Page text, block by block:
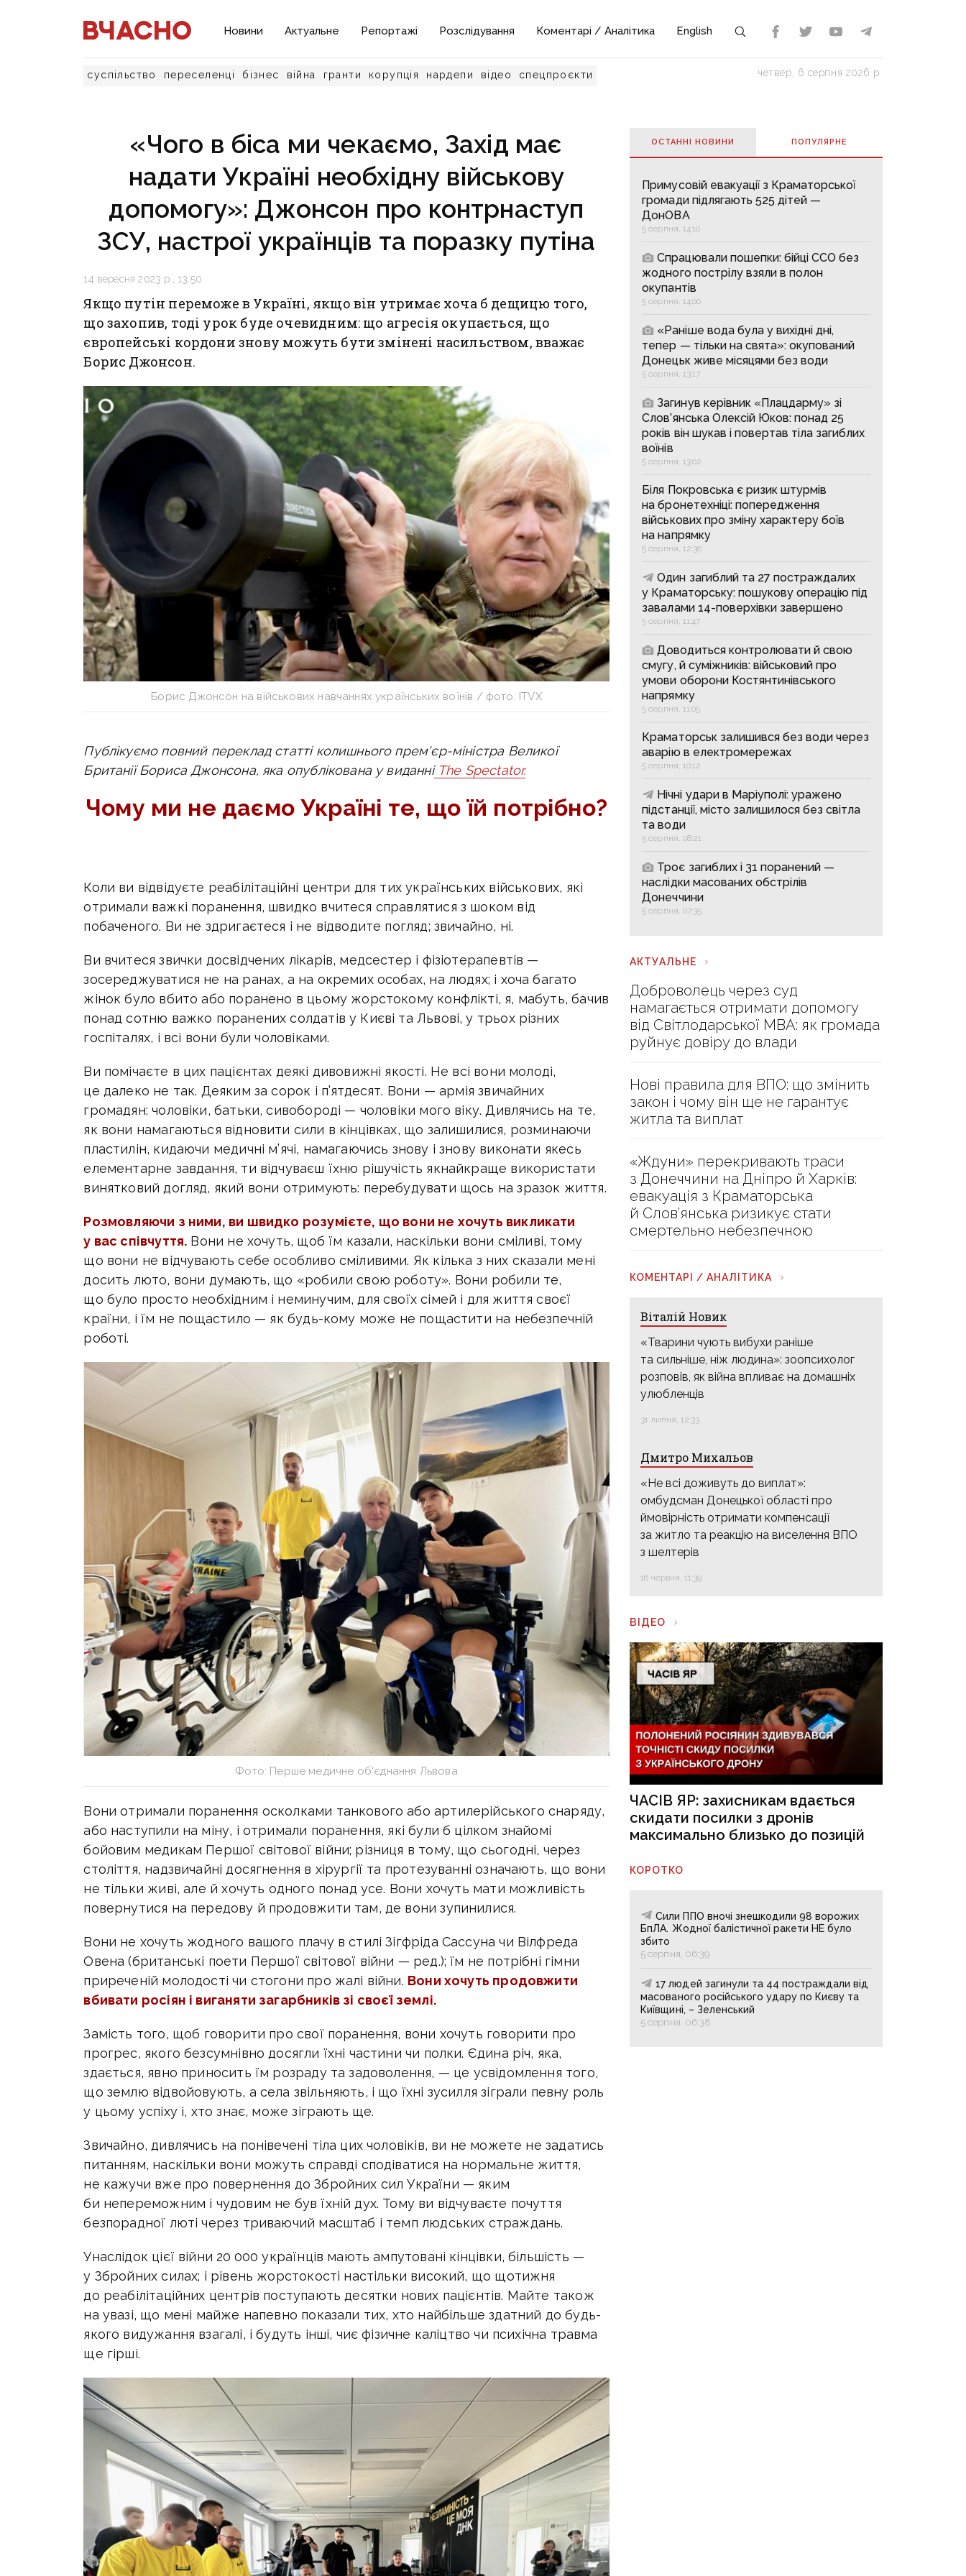
Новини Актуальне Репортажі Розслідування Коментарі / Аналітика English
суспільство переселенці бізнес війна гранти корупція нардепи відео спецпроєкти четвер, 6 серпня 2026 р.
«Чого в біса ми чекаємо, Захід має
надати Україні необхідну військову
допомогу»: Джонсон про контрнаступ
ЗСУ, настрої українців та поразку путіна
14 вересня 2023 р., 13:50
Якщо путін переможе в Україні, якщо він утримає хоча б дещицю того,
що захопив, тоді урок буде очевидним: що агресія окупається, що
європейські кордони знову можуть бути змінені насильством, вважає
Борис Джонсон.
Борис Джонсон на військових навчаннях українських воїнів / фото: ITVX
Публікуємо повний переклад статті колишнього прем'єр-міністра Великої
Британії Бориса Джонсона, яка опублікована у виданніThe Spectator.
Чому ми не даємо Україні те, що їй потрібно?
Коли ви відвідуєте реабілітаційні центри для тих українських військових, які
отримали важкі поранення, швидко вчитеся справлятися з шоком від
побаченого. Ви не здригаєтеся і не відводите погляд; звичайно, ні.
Ви вчитеся звички досвідчених лікарів, медсестер і фізіотерапевтів —
зосереджуватися не на ранах, а на окремих особах, на людях; і хоча багато
жінок було вбито або поранено в цьому жорстокому конфлікті, я, мабуть, бачив
понад сотню важко поранених солдатів у Києві та Львові, у трьох різних
госпіталях, і всі вони були чоловіками.
Ви помічаєте в цих пацієнтах деякі дивовижні якості. Не всі вони молоді,
це далеко не так. Деяким за сорок і п’ятдесят. Вони — армія звичайних
громадян: чоловіки, батьки, сивобороді — чоловіки мого віку. Дивлячись на те,
як вони намагаються відновити сили в кінцівках, що залишилися, розминаючи
пластилін, кидаючи медичні м’ячі, намагаючись знову і знову виконати якесь
елементарне завдання, ти відчуваєш їхню рішучість якнайкраще використати
винятковий догляд, який вони отримують: перебудувати щось на зразок життя.
Розмовляючи з ними, ви швидко розумієте, що вони не хочуть викликати
у вас співчуття. Вони не хочуть, щоб їм казали, наскільки вони сміливі, тому
що вони не відчувають себе особливо сміливими. Як кілька з них сказали мені
досить люто, вони думають, що «робили свою роботу». Вони робили те,
що було просто необхідним і неминучим, для своїх сімей і для життя своєї
країни, і їм не пощастило — як будь-кому може не пощастити на небезпечній
роботі.
Фото: Перше медичне об'єднання Львова
Вони отримали поранення осколками танкового або артилерійського снаряду,
або наступили на міну, і отримали поранення, які були б цілком знайомі
бойовим медикам Першої світової війни; різниця в тому, що сьогодні, через
століття, надзвичайні досягнення в хірургії та протезуванні означають, що вони
не тільки живі, але й хочуть одного понад усе. Вони хочуть мати можливість
повернутися на передову й продовжити там, де вони зупинилися.
Вони не хочуть жодного вашого плачу в стилі Зігфріда Сассуна чи Вілфреда
Овена (британські поети Першої світової війни — ред.); їм не потрібні гімни
приреченій молодості чи стогони про жалі війни. Вони хочуть продовжити
вбивати росіян і виганяти загарбників зі своєї землі.
Замість того, щоб говорити про свої поранення, вони хочуть говорити про
прогрес, якого безсумнівно досягли їхні частини чи полки. Єдина річ, яка,
здається, явно приносить їм розраду та задоволення, — це усвідомлення того,
що землю відвойовують, а села звільняють, і що їхні зусилля зіграли певну роль
у цьому успіху і, хто знає, може зіграють ще.
Звичайно, дивлячись на понівечені тіла цих чоловіків, ви не можете не задатись
питанням, наскільки вони можуть справді сподіватися на нормальне життя,
не кажучи вже про повернення до Збройних сил України — яким
би непереможним і чудовим не був їхній дух. Тому ви відчуваєте почуття
безпорадної люті через триваючий масштаб і темп людських страждань.
Унаслідок цієї війни 20 000 українців мають ампутовані кінцівки, більшість —
у Збройних силах; і рівень жорстокості настільки високий, що щотижня
до реабілітаційних центрів поступають десятки нових пацієнтів. Майте також
на увазі, що мені майже напевно показали тих, хто найбільше здатний до будь-
якого видужання взагалі, і будуть інші, чиє фізичне каліцтво чи психічна травма
ще гірші.
ОСТАННІ НОВИНИ ПОПУЛЯРНE
Примусовій евакуації з Краматорської
громади підлягають 525 дітей —
ДонОВА
5 серпня, 14:10
Спрацювали пошепки: бійці ССО без
жодного пострілу взяли в полон
окупантів
5 серпня, 14:00
«Раніше вода була у вихідні дні,
тепер — тільки на свята»: окупований
Донецьк живе місяцями без води
5 серпня, 13:17
Загинув керівник «Плацдарму» зі
Слов’янська Олексій Юков: понад 25
років він шукав і повертав тіла загиблих
воїнів
5 серпня, 13:02
Біля Покровська є ризик штурмів
на бронетехніці: попередження
військових про зміну характеру боїв
на напрямку
5 серпня, 12:36
Один загиблий та 27 постраждалих
у Краматорську: пошукову операцію під
завалами 14-поверхівки завершено
5 серпня, 11:47
Доводиться контролювати й свою
смугу, й суміжників: військовий про
умови оборони Костянтинівського
напрямку
5 серпня, 11:05
Краматорськ залишився без води через
аварію в електромережах
5 серпня, 10:12
Нічні удари в Маріуполі: уражено
підстанції, місто залишилося без світла
та води
5 серпня, 08:21
Троє загиблих і 31 поранений —
наслідки масованих обстрілів
Донеччини
5 серпня, 07:35
АКТУАЛЬНЕ
Доброволець через суд
намагається отримати допомогу
від Світлодарської МВА: як громада
руйнує довіру до влади
Нові правила для ВПО: що змінить
закон і чому він ще не гарантує
житла та виплат
«Ждуни» перекривають траси
з Донеччини на Дніпро й Харків:
евакуація з Краматорська
й Слов’янська ризикує стати
смертельно небезпечною
КОМЕНТАРІ / АНАЛІТИКА
Віталій Новик
«Тварини чують вибухи раніше
та сильніше, ніж людина»: зоопсихолог
розповів, як війна впливає на домашніх
улюбленців
31 липня, 12:33
Дмитро Михальов
«Не всі доживуть до виплат»:
омбудсман Донецької області про
ймовірність отримати компенсації
за житло та реакцію на виселення ВПО
з шелтерів
16 червня, 11:39
ВІДЕО
ЧАСІВ ЯР: захисникам вдається
скидати посилки з дронів
максимально близько до позицій
КОРОТКО
Сили ППО вночі знешкодили 98 ворожих
БпЛА. Жодної балістичної ракети НЕ було
збито
5 серпня, 06:39
17 людей загинули та 44 постраждали від
масованого російського удару по Києву та
Київщині, – Зеленський
5 серпня, 06:38